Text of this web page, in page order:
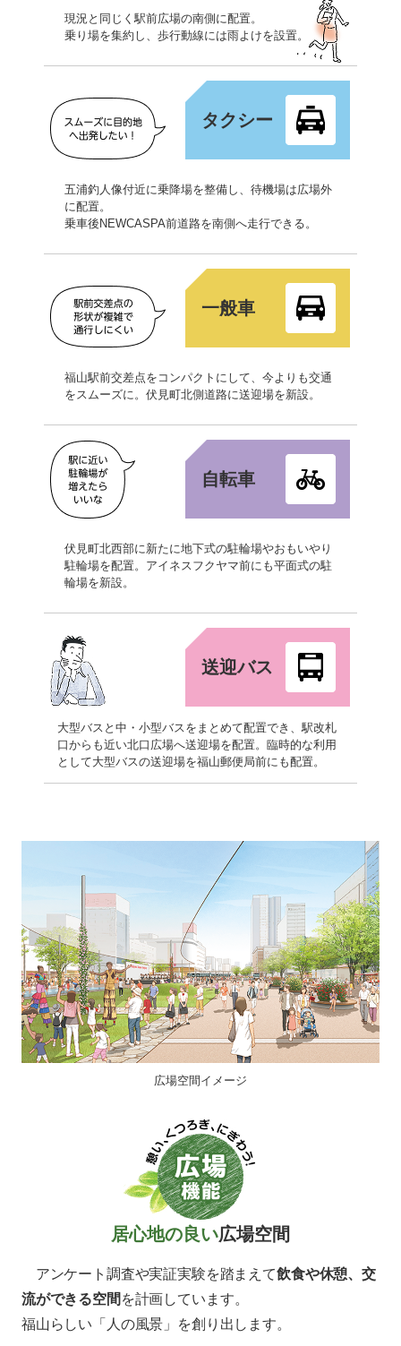
現況と同じく駅前広場の南側に配置。
乗り場を集約し、歩行動線には雨よけを設置。
タクシー
五浦釣人像付近に乗降場を整備し、待機場は広場外
に配置。
乗車後NEWCASPA前道路を南側へ走行できる。
一般車
福山駅前交差点をコンパクトにして、今よりも交通
をスムーズに。伏見町北側道路に送迎場を新設。
自転車
伏見町北西部に新たに地下式の駐輪場やおもいやり
駐輪場を配置。アイネスフクヤマ前にも平面式の駐
輪場を新設。
送迎バス
大型バスと中・小型バスをまとめて配置でき、駅改札
口からも近い北口広場へ送迎場を配置。臨時的な利用
として大型バスの送迎場を福山郵便局前にも配置。
広場空間イメージ
居心地の良い広場空間
アンケート調査や実証実験を踏まえて飲食や休憩、交
流ができる空間 を計画しています。
福山らしい「人の風景」を創り出します。